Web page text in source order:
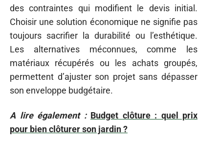
des contraintes qui modifient le devis initial.
Choisir une solution économique ne signifie pas
toujours sacrifier la durabilité ou l’esthétique.
Les alternatives méconnues, comme les
matériaux récupérés ou les achats groupés,
permettent d’ajuster son projet sans dépasser
son enveloppe budgétaire.
A lire également : Budget clôture : quel prix
pour bien clôturer son jardin ?